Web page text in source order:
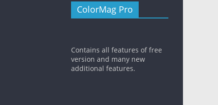
ColorMag Pro
Contains all features of free
version and many new
additional features.